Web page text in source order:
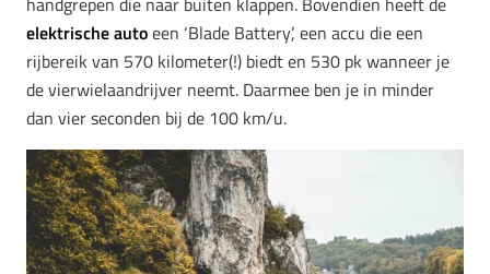
elektrische autoeen ‘Blade Battery’, een accu die een
rijbereik van 570 kilometer(!) biedt en 530 pk wanneer je
de vierwielaandrijver neemt. Daarmee ben je in minder
dan vier seconden bij de 100 km/u.